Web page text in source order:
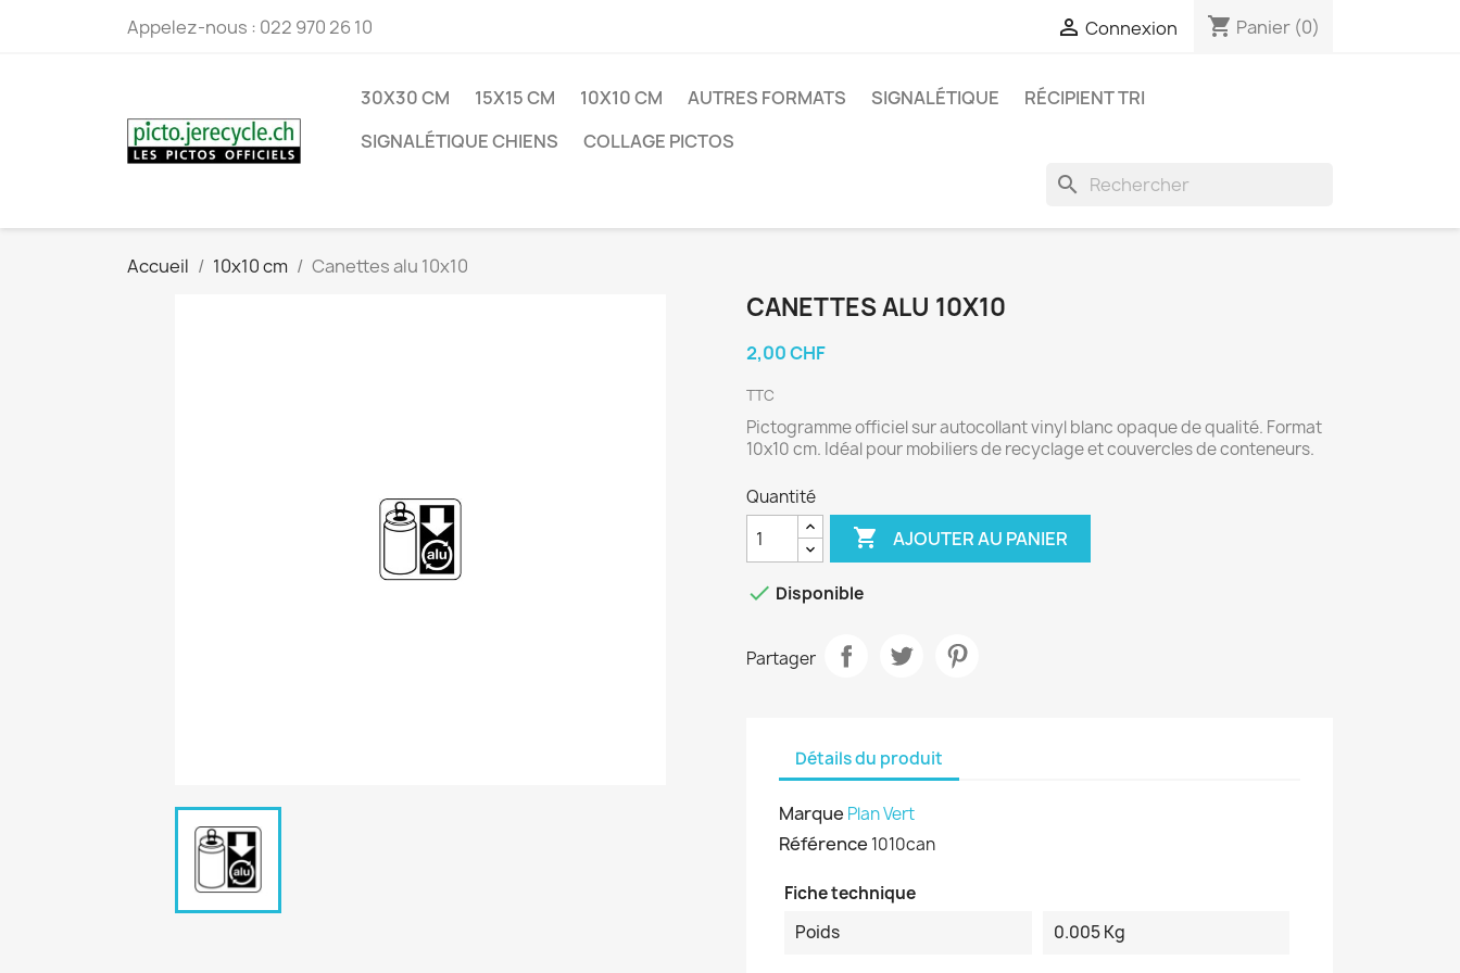
Appelez-nous : 022 970 26 10  Connexion shopping_cart Panier (0)
30X30 CM 15X15 CM 10X10 CM AUTRES FORMATS SIGNALÉTIQUE
RÉCIPIENT TRI
SIGNALÉTIQUE CHIENS
COLLAGE PICTOS
search
Accueil 10x10 cm Canettes alu 10x10
CANETTES ALU 10X10
2,00 CHF
TTC
Pictogramme officiel sur autocollant vinyl blanc opaque de qualité. Format
10x10 cm. Idéal pour mobiliers de recyclage et couvercles de conteneurs.
Quantité
 AJOUTER AU PANIER
 Disponible
Partager
Détails du produit
Marque Plan Vert
Référence 1010can
Fiche technique
Poids
0.005 Kg